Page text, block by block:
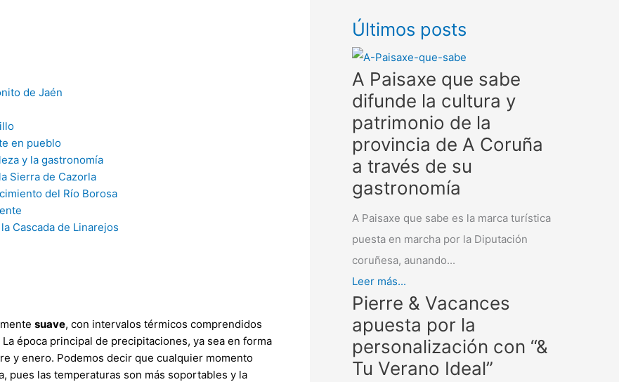
de Jaén
en pueblo
y la gastronomía
Sierra de Cazorla
del Río Borosa
Cascada de Linarejos
suave, con intervalos térmicos comprendidos
época principal de precipitaciones, ya sea en forma
y enero. Podemos decir que cualquier momento
pues las temperaturas son más soportables y la
Últimos posts
A Paisaxe que sabe
difunde la cultura y
patrimonio de la
provincia de A Coruña
a través de su
gastronomía
A Paisaxe que sabe es la marca turística
puesta en marcha por la Diputación
coruñesa, aunando...
Leer más...
Pierre & Vacances
apuesta por la
personalización con “&
Tu Verano Ideal”